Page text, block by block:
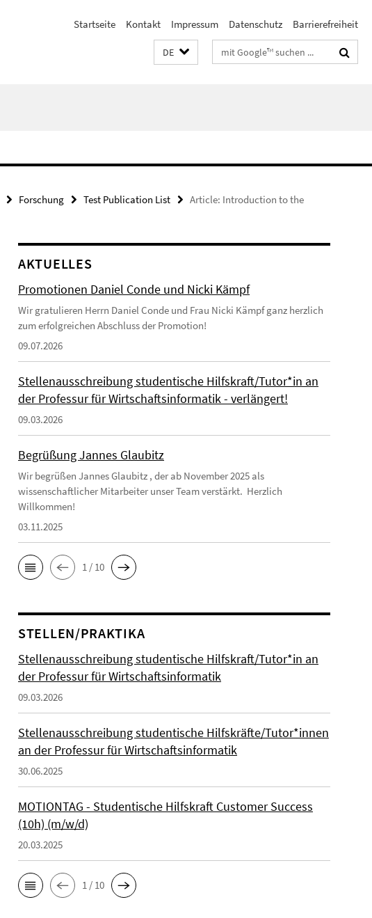
Startseite Kontakt Impressum Datenschutz Barrierefreiheit
DE Suchbegriffe
Forschung Test Publication List
Article: Introduction to the
AKTUELLES
Promotionen Daniel Conde und Nicki Kämpf
Wir gratulieren Herrn Daniel Conde und Frau Nicki Kämpf ganz herzlich
zum erfolgreichen Abschluss der Promotion!
09.07.2026
Stellenausschreibung studentische Hilfskraft/Tutor*in an
der Professur für Wirtschaftsinformatik - verlängert!
09.03.2026
Begrüßung Jannes Glaubitz
Wir begrüßen Jannes Glaubitz , der ab November 2025 als
wissenschaftlicher Mitarbeiter unser Team verstärkt. Herzlich
Willkommen!
03.11.2025
1 / 10
STELLEN/PRAKTIKA
Stellenausschreibung studentische Hilfskraft/Tutor*in an
der Professur für Wirtschaftsinformatik
09.03.2026
Stellenausschreibung studentische Hilfskräfte/Tutor*innen
an der Professur für Wirtschaftsinformatik
30.06.2025
MOTIONTAG - Studentische Hilfskraft Customer Success
(10h) (m/w/d)
20.03.2025
1 / 10